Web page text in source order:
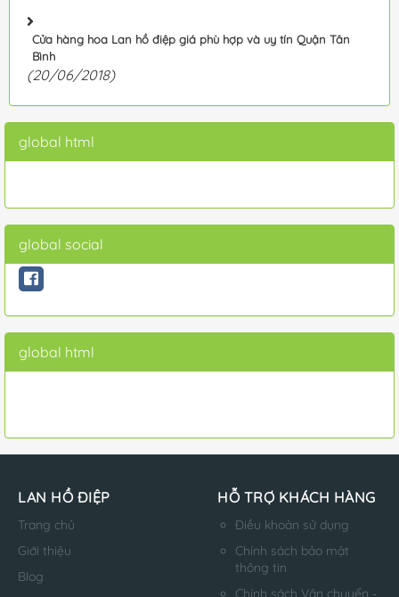
Cửa hàng hoa Lan hồ điệp giá phù hợp và uy tín Quận Tân
Bình
(20/06/2018)
global html
global social
global html
LAN HỒ ĐIỆP
Trang chủ
Giới thiệu
Blog
HỖ TRỢ KHÁCH HÀNG
Điều khoản sử dụng
Chính sách bảo mật
thông tin
Chính sách Vận chuyển -